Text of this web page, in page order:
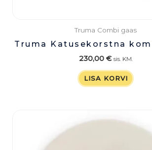
Truma Combi gaas
Truma Katusekorstna
230,00 € sis. KM.
LISA KORVI